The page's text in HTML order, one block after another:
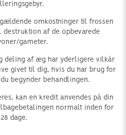
omkostninger til frossen
destruktion af de opbevarede
gameter.
deling af æg har yderligere vilkår
givet til dig, hvis du har brug for
begynder behandlingen.
kan en kredit anvendes på din
normalt inden for
28 dage.